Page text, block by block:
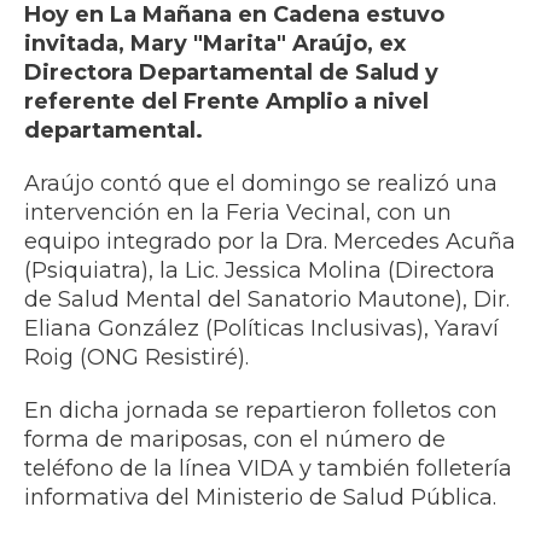
Hoy en La Mañana en Cadena estuvo
invitada, Mary "Marita" Araújo, ex
Directora Departamental de Salud y
referente del Frente Amplio a nivel
departamental.
Araújo contó que el domingo se realizó una
intervención en la Feria Vecinal, con un
equipo integrado por la Dra. Mercedes Acuña
(Psiquiatra), la Lic. Jessica Molina (Directora
de Salud Mental del Sanatorio Mautone), Dir.
Eliana González (Políticas Inclusivas), Yaraví
Roig (ONG Resistiré).
En dicha jornada se repartieron folletos con
forma de mariposas, con el número de
teléfono de la línea VIDA y también folletería
informativa del Ministerio de Salud Pública.